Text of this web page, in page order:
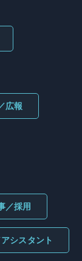
広報
／採用
シスタント